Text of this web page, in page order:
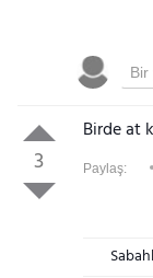
3
Birde at
Paylaş: